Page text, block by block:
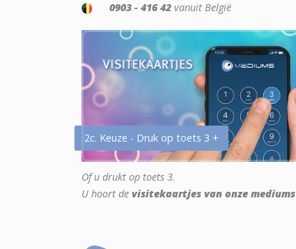
0903 - 416 42 vanuit België
2c. Keuze - Druk op toets 3 +
Of u drukt op toets 3.
U hoort de visitekaartjes van onze mediums